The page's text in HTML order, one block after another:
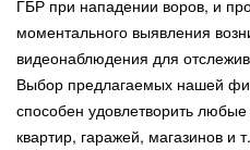
ГБР при нападении воров, и
моментального выявления
видеонаблюдения для
Выбор предлагаемых нашей
способен удовлетворить
квартир, гаражей, магазинов и